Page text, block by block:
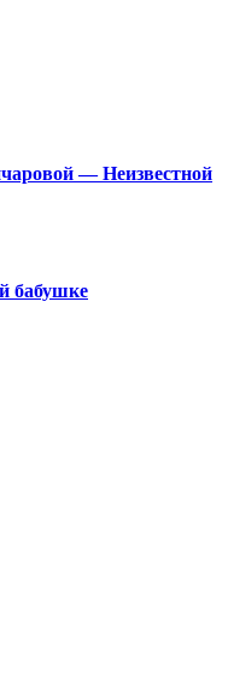
— Неизвестной
бабушке